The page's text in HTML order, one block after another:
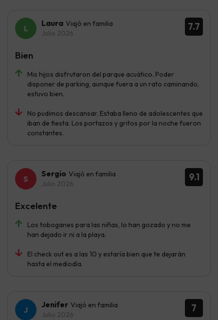
7.7
Laura Viajó en familia
Julio 2026
Mis hijos disfrutaron del parque acuático. Poder
disponer de parking, aunque fuera a un rato caminando,
estuvo bien.
No pudimos descansar. Estaba lleno de adolescentes que
iban de fiesta. Los portazos y gritos por la noche fueron
constantes.
Bien
9.1
Sergio Viajó en familia
Julio 2026
Los toboganes para las niñas, lo han gozado y no me
han dejado ir ni a la playa.
El check out es a las 10 y estaría bien que te dejarán
hasta el mediodía.
Excelente
7
Jenifer Viajó en familia
Julio 2026